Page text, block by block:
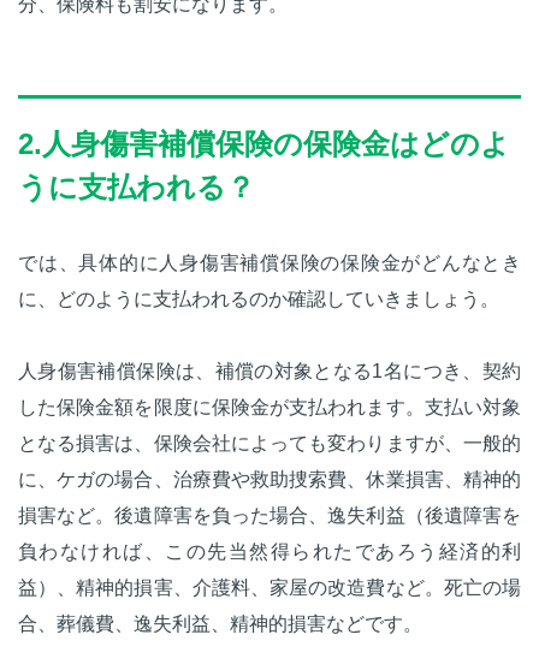
2.人身傷害補償保険の保険金はどのよ
うに支払われる？
では、具体的に人身傷害補償保険の保険金がどんなとき
に、どのように支払われるのか確認していきましょう。
人身傷害補償保険は、補償の対象となる1名につき、契約
した保険金額を限度に保険金が支払われます。支払い対象
となる損害は、保険会社によっても変わりますが、一般的
に、ケガの場合、治療費や救助捜索費、休業損害、精神的
損害など。後遺障害を負った場合、逸失利益（後遺障害を
負わなければ、この先当然得られたであろう経済的利
益）、精神的損害、介護料、家屋の改造費など。死亡の場
合、葬儀費、逸失利益、精神的損害などです。